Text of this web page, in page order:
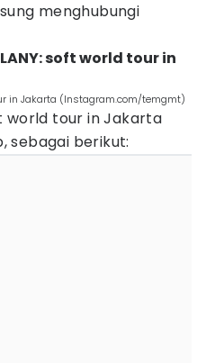
menghubungi
soft world tour in
in Jakarta (Instagram.com/temgmt)
world tour in Jakarta
sebagai berikut: